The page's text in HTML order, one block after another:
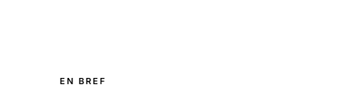
EN BREF